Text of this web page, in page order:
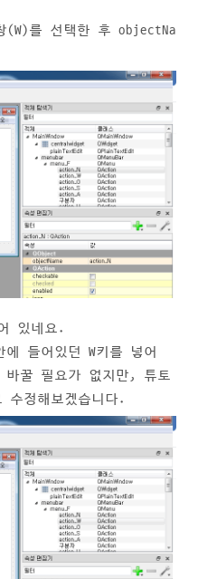
(W)를 선택한 후 objectNa
있네요.
들어있던 W키를 넣어
바꿀 필요가 없지만, 튜토
수정해보겠습니다.